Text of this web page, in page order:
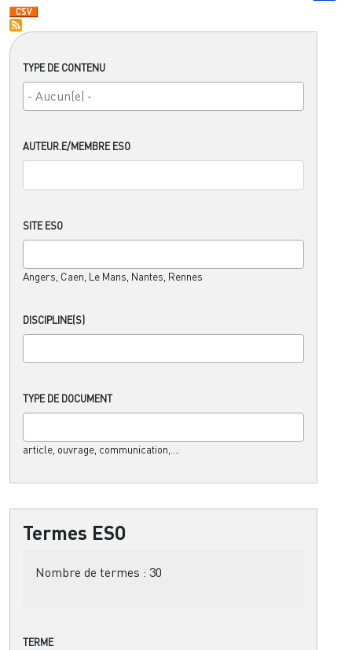
TYPE DE CONTENU
AUTEUR.E/MEMBRE ESO
SITE ESO
Angers, Caen, Le Mans, Nantes, Rennes
DISCIPLINE(S)
TYPE DE DOCUMENT
article, ouvrage, communication,....
Termes ESO
Nombre de termes : 30
TERME